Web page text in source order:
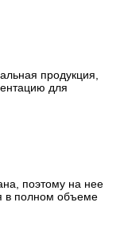
продукция,
для
поэтому на нее
в полном объеме